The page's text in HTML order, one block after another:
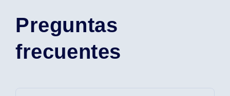
Preguntas
frecuentes